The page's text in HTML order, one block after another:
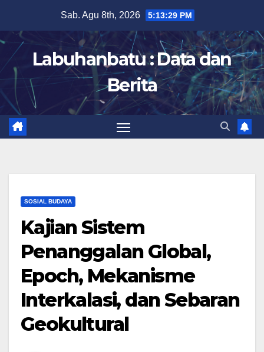
content
Sab. Agu 8th, 2026 5:13:30 PM
Labuhanbatu : Data dan
Berita
SOSIAL BUDAYA
Kajian Sistem
Penanggalan Global,
Epoch, Mekanisme
Interkalasi, dan Sebaran
Geokultural